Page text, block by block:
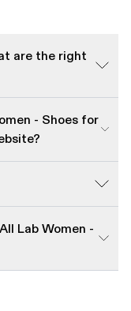
are the right
- Shoes for
Lab Women -